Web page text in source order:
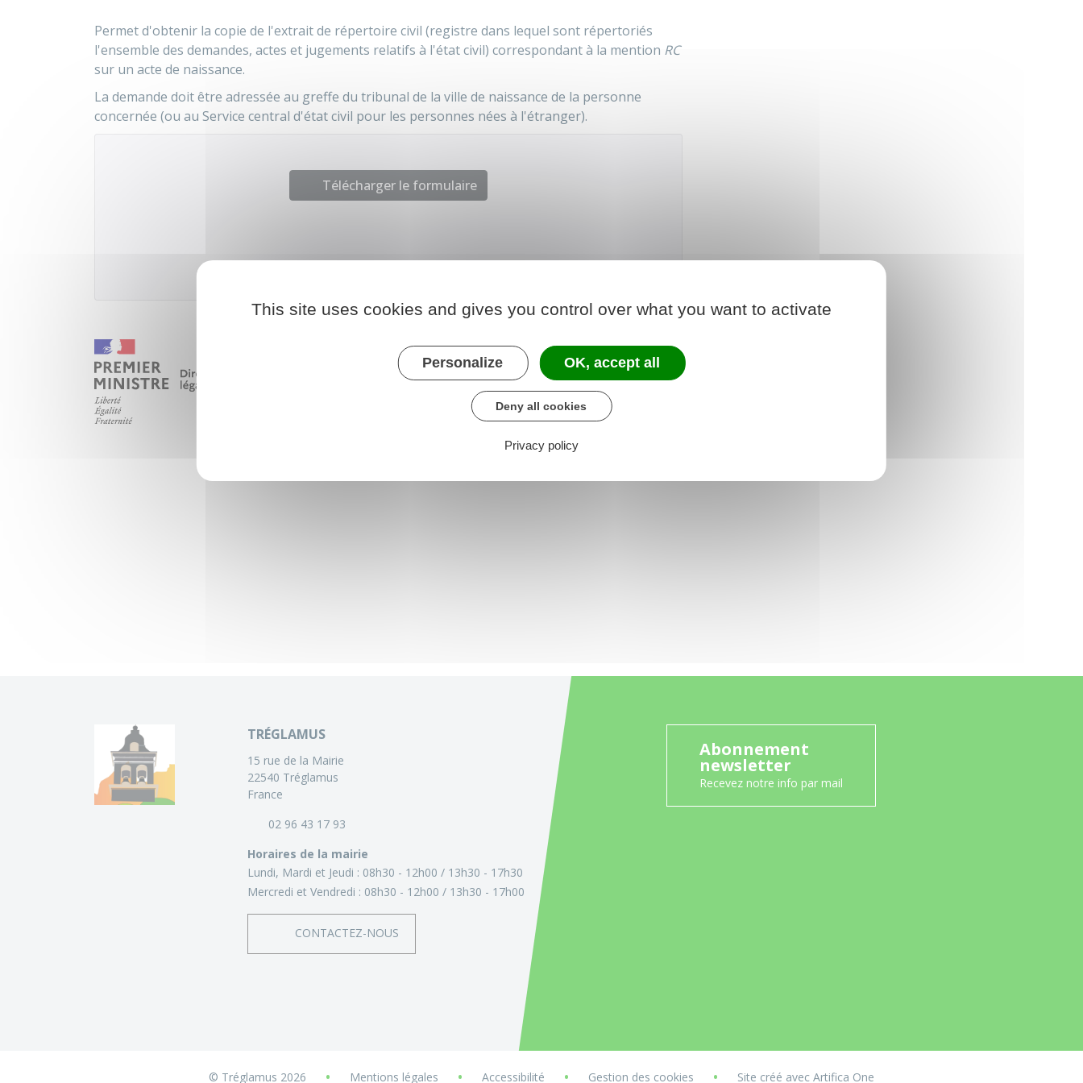
Permet d'obtenir la copie de l'extrait de répertoire civil (registre dans lequel sont répertoriés
l'ensemble des demandes, actes et jugements relatifs à l'état civil) correspondant à la mention RC
sur un acte de naissance.
La demande doit être adressée au greffe du tribunal de la ville de naissance de la personne
concernée (ou au Service central d'état civil pour les personnes nées à l'étranger).
Télécharger le formulaire
TRÉGLAMUS
15 rue de la Mairie
22540 Tréglamus
France
02 96 43 17 93
Horaires de la mairie
Lundi, Mardi et Jeudi : 08h30 - 12h00
13h30 - 17h30
Mercredi et Vendredi : 08h30 - 12h00 13h30 - 17h00
CONTACTEZ-NOUS
Abonnement
newsletter
Recevez notre info par mail
© Tréglamus 2026 • Mentions légales • Accessibilité • Gestion des cookies • Site créé avec Artifica One
This site uses cookies and gives you control over what you want to activate
Personalize OK, accept all
Deny all cookies
Privacy policy